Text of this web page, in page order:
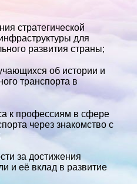
стратегической
для
развития страны;
об истории и
транспорта в
к профессиям в сфере
через знакомство с
за достижения
и её вклад в развитие